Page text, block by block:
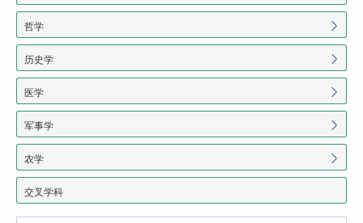
哲学
历史学
医学
军事学
农学
交叉学科